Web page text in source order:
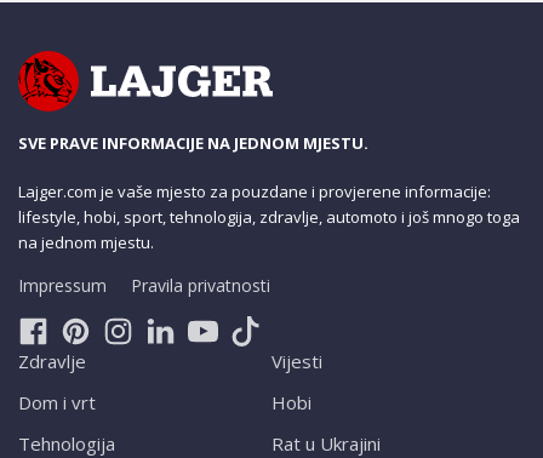
SVE PRAVE INFORMACIJE NA JEDNOM MJESTU.
Lajger.com je vaše mjesto za pouzdane i provjerene informacije:
lifestyle, hobi, sport, tehnologija, zdravlje, automoto i još mnogo toga
na jednom mjestu.
Impressum Pravila privatnosti
Zdravlje
Dom i vrt
Tehnologija
Vijesti
Hobi
Rat u Ukrajini